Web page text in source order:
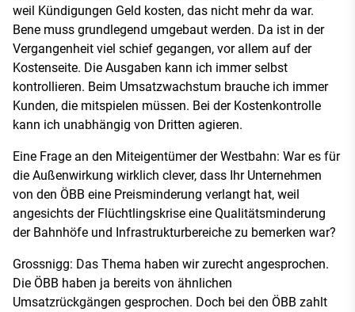
weil Kündigungen Geld kosten, das nicht mehr da war.
Bene muss grundlegend umgebaut werden. Da ist in der
Vergangenheit viel schief gegangen, vor allem auf der
Kostenseite. Die Ausgaben kann ich immer selbst
kontrollieren. Beim Umsatzwachstum brauche ich immer
Kunden, die mitspielen müssen. Bei der Kostenkontrolle
kann ich unabhängig von Dritten agieren.
Eine Frage an den Miteigentümer der Westbahn: War es für
die Außenwirkung wirklich clever, dass Ihr Unternehmen
von den ÖBB eine Preisminderung verlangt hat, weil
angesichts der Flüchtlingskrise eine Qualitätsminderung
der Bahnhöfe und Infrastrukturbereiche zu bemerken war?
Grossnigg: Das Thema haben wir zurecht angesprochen.
Die ÖBB haben ja bereits von ähnlichen
Umsatzrückgängen gesprochen. Doch bei den ÖBB zahlt